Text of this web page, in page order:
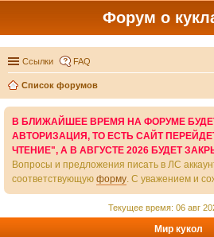
Форум о
Ссылки FAQ
Список форумов
В БЛИЖАЙШЕЕ ВРЕМЯ НА ФОРУМЕ
АВТОРИЗАЦИЯ, ТО ЕСТЬ САЙТ
ЧТЕНИЕ", А В АВГУСТЕ 2026 БУДЕТ
Вопросы и предложения писать в ЛС
соответствующую форму. С уважением и
Текущее время: 06 авг
Мир кукол